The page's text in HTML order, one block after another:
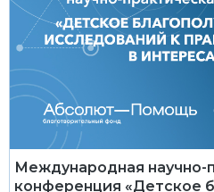
Международная научно-
конференция «Детское